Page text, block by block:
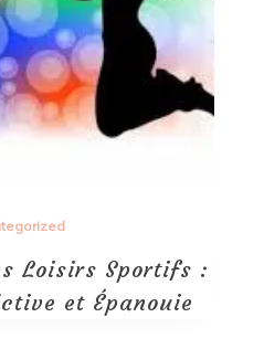
Loisirs Sportifs :
et Épanouie